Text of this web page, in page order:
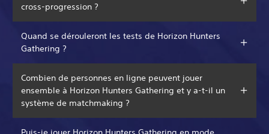
cross-progression ?
Quand se dérouleront les tests de Horizon Hunters
Gathering ?
Combien de personnes en ligne peuvent jouer
ensemble à Horizon Hunters Gathering et y a-t-il un
système de matchmaking ?